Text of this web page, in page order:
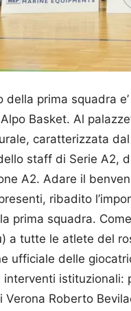
della prima squadra
Alpo Basket. Al
caratterizzata
staff di Serie A2,
A2. Adare il
ribadito
prima squadra.
a tutte le atlete del
ufficiale delle
istituzionali:
Verona Roberto